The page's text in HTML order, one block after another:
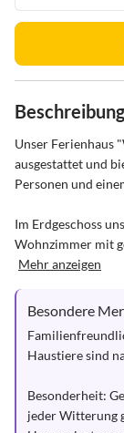
Beschreibung
Unser Ferienhaus
ausgestattet und
Personen und
Im Erdgeschoss
Wohnzimmer mit
Mehr anzeigen
Besondere
Haustiere sind
Besonderheit:
jeder Witterung